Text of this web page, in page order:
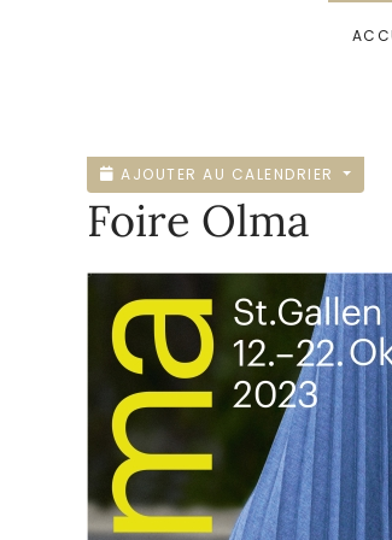
AJOUTER AU CALENDRIER
Foire Olma